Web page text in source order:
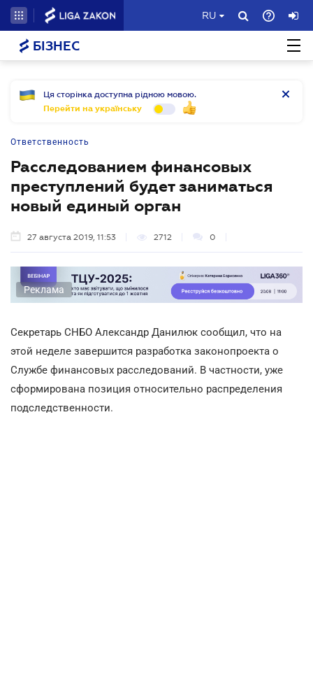
RU
БІЗНЕС
Ця сторінка доступна рідною мовою.
Перейти на українську
Ответственность
Расследованием финансовых
преступлений будет заниматься
новый единый орган
27 августа 2019, 11:53 2712 0
Реклама
Секретарь СНБО Александр Данилюк сообщил, что на
этой неделе завершится разработка законопроекта о
Службе финансовых расследований. В частности, уже
сформирована позиция относительно распределения
подследственности.